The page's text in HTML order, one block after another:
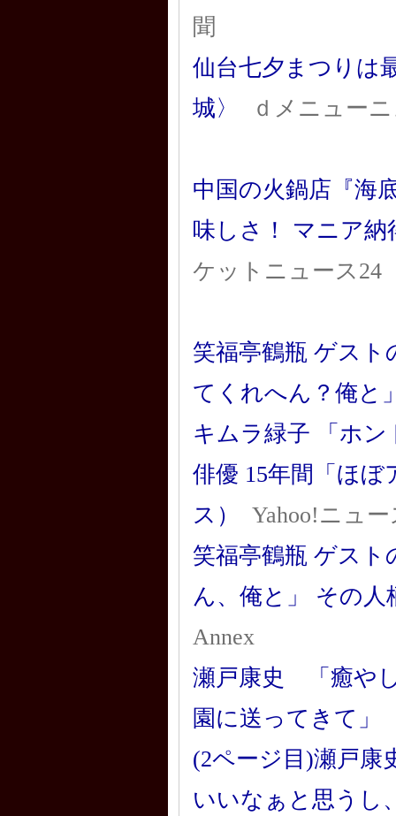
聞
仙台七夕まつりは
城〉
ｄメニュー
中国の火鍋店『海
味しさ！ マニア
ケットニュース24
笑福亭鶴瓶 ゲス
てくれへん？俺と
キムラ緑子 「ホ
俳優 15年間「ほ
ス）
Yahoo!ニュー
笑福亭鶴瓶 ゲス
ん、俺と」 その
Annex
瀬戸康史 「癒や
園に送ってきて
(2ページ目)瀬戸康
いいなぁと思うし